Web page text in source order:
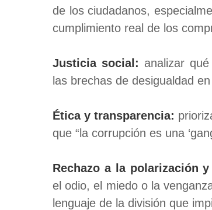
de los ciudadanos,
cumplimiento real de los
Justicia social: analizar
las brechas de desigualdad
Ética y transparencia:
que “la corrupción es una
Rechazo a la polarización
el odio, el miedo o la
lenguaje de la división que